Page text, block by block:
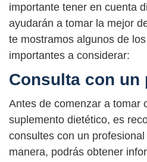
importante tener en cuenta
ayudarán a tomar la mejor
te mostramos algunos de
importantes a considerar:
Consulta con un
Antes de comenzar a tomar
suplemento dietético, es
consultes con un
manera, podrás obtener